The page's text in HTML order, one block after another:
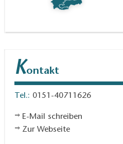
Kontakt
Tel.: 0151-40711626
E-Mail schreiben
Zur Webseite